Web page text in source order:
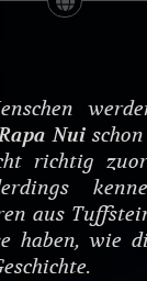
Nui
richtig
aus
haben, wie